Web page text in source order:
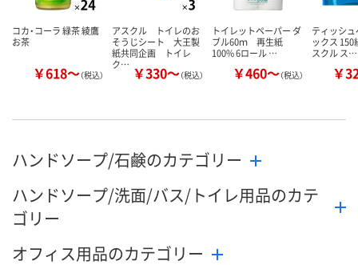
コカ・コーラ 緑茶 綾鷹
お茶
￥618～（税込）
アスクル トイレのお
そうじシート 大王製
紙共同企画 トイレ
ク… ￥330～（税込）
トイレットペーパー ダ
ブル60ｍ 再生紙
100% 6ロール …
￥460～（税込）
ティッシ
ックス 150
スクル ス…
￥
ハンドソープ/石鹸のカテゴリー
ハンドソープ/洗面/バス/トイレ用品のカテ
ゴリー
オフィス用品のカテゴリー